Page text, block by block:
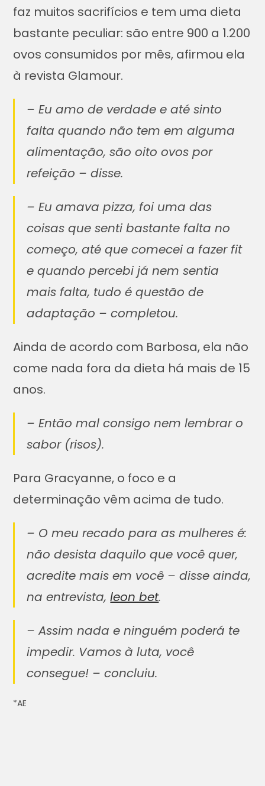
faz muitos sacrifícios e tem uma dieta
bastante peculiar: são entre 900 a 1.200
ovos consumidos por mês, afirmou ela
à revista Glamour.
– Eu amo de verdade e até sinto
falta quando não tem em alguma
alimentação, são oito ovos por
refeição – disse.
– Eu amava pizza, foi uma das
coisas que senti bastante falta no
começo, até que comecei a fazer fit
e quando percebi já nem sentia
mais falta, tudo é questão de
adaptação – completou.
Ainda de acordo com Barbosa, ela não
come nada fora da dieta há mais de 15
anos.
– Então mal consigo nem lembrar o
sabor (risos).
Para Gracyanne, o foco e a
determinação vêm acima de tudo.
– O meu recado para as mulheres é:
não desista daquilo que você quer,
acredite mais em você – disse ainda,
na entrevista,leon bet.
– Assim nada e ninguém poderá te
impedir. Vamos à luta, você
consegue! – concluiu.
*AE